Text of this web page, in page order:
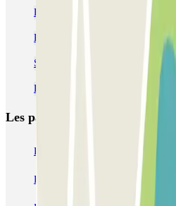
Parking Hippodrome d’Auteuil |
Parking Parc des Princes | Où se
Se garer près de l'hôpital George
Parking Balard pas cher
Les parkings les plus réservés
Parking Paris Parking Gare de
Parking Charles de Gaulle - Roissy